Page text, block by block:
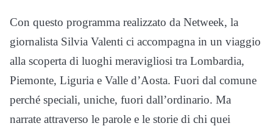
Con questo programma realizzato da Netweek, la
giornalista Silvia Valenti ci accompagna in un viaggio
alla scoperta di luoghi meravigliosi tra Lombardia,
Piemonte, Liguria e Valle d’Aosta. Fuori dal comune
perché speciali, uniche, fuori dall’ordinario. Ma
narrate attraverso le parole e le storie di chi quei